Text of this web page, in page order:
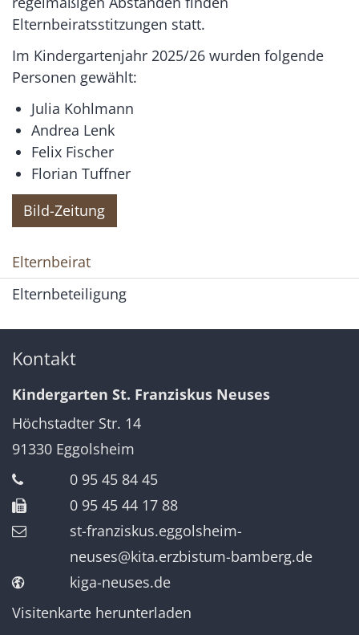
Elternbeiratsstitzungen statt.
Im Kindergartenjahr 2025/26 wurden folgende
Personen gewählt:
Julia Kohlmann
Andrea Lenk
Felix Fischer
Florian Tuffner
Bild-Zeitung
Elternbeirat
Elternbeteiligung
Kontakt
Kindergarten St. Franziskus Neuses
Höchstadter Str. 14
91330 Eggolsheim
0 95 45 84 45
0 95 45 44 17 88
st-franziskus.eggolsheim-
neuses@kita.erzbistum-bamberg.de
kiga-neuses.de
Visitenkarte herunterladen